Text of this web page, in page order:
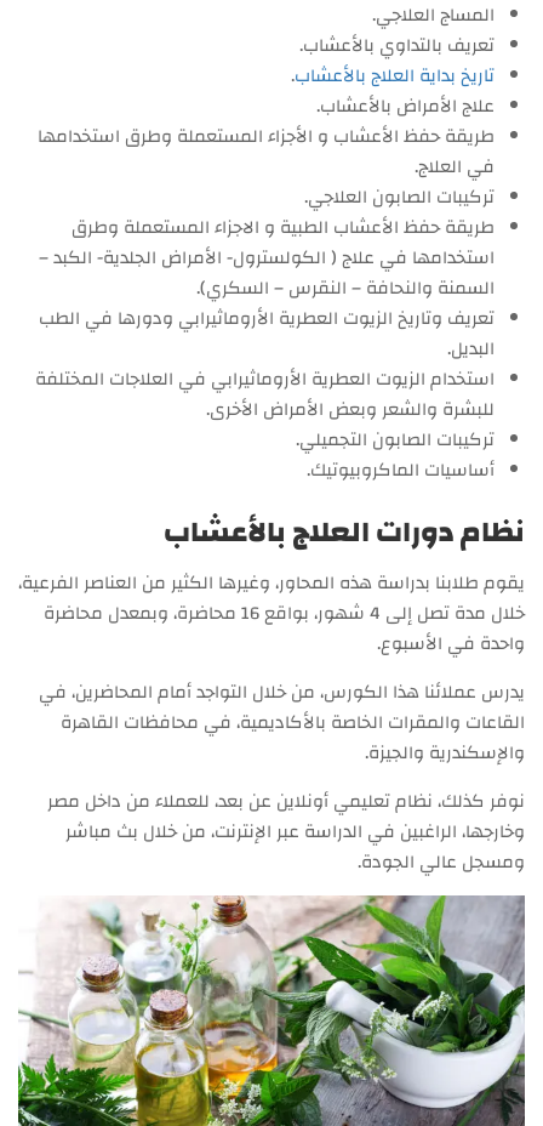
المساج العلاجي.
تعريف بالتداوي بالأعشاب.
تاريخ بداية العلاج بالأعشاب.
علاج الأمراض بالأعشاب.
طريقة حفظ الأعشاب و الأجزاء المستعملة وطرق استخدامها
في العلاج.
تركيبات الصابون العلاجي.
طريقة حفظ الأعشاب الطبية و الاجزاء المستعملة وطرق
استخدامها في علاج ( الكولسترول- الأمراض الجلدية- الكبد –
السمنة والنحافة – النقرس – السكري).
تعريف وتاريخ الزيوت العطرية الأروماثيرابي ودورها في الطب
البديل.
استخدام الزيوت العطرية الأروماثيرابي في العلاجات المختلفة
للبشرة والشعر وبعض الأمراض الأخرى.
تركيبات الصابون التجميلي.
أساسيات الماكروبيوتيك.
نظام دورات العلاج بالأعشاب
يقوم طلابنا بدراسة هذه المحاور، وغيرها الكثير من العناصر الفرعية،
خلال مدة تصل إلى 4 شهور، بواقع 16 محاضرة، وبمعدل محاضرة
واحدة في الأسبوع.
يدرس عملائنا هذا الكورس، من خلال التواجد أمام المحاضرين، في
القاعات والمقرات الخاصة بالأكاديمية، في محافظات القاهرة
والإسكندرية والجيزة.
نوفر كذلك، نظام تعليمي أونلاين عن بعد، للعملاء من داخل مصر
وخارجها، الراغبين في الدراسة عبر الإنترنت، من خلال بث مباشر
ومسجل عالي الجودة.